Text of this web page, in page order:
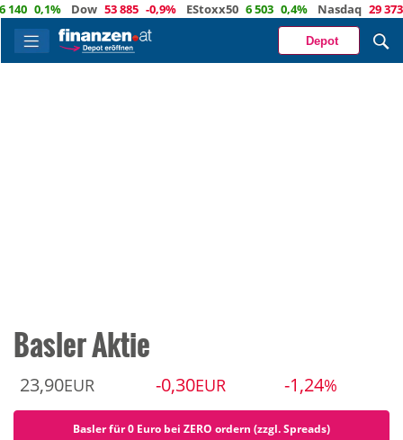
0,1% Dow 53 885 -0,9% EStoxx50 6 503 0,4% Nasdaq 29 373 -
Depot
Basler Aktie
23,90EUR -0,30EUR -1,24%
Basler für 0 Euro bei ZERO ordern (zzgl. Spreads)